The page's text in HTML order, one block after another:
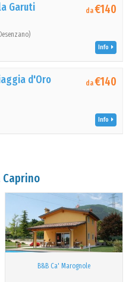
Garuti da€140
Info
d'Oro da€140
Info
B&B Ca' Marognole